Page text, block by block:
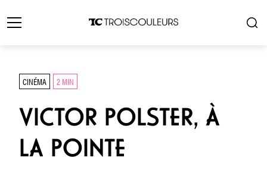
CINÉMA 2 MIN
VICTOR POLSTER, À
LA POINTE